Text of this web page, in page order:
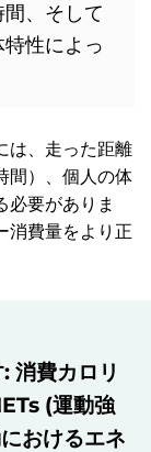
、そして
性によっ
は、走った距離
間）、個人の体
必要がありま
消費量をより正
消費カロリ
(運動強
おけるエネ